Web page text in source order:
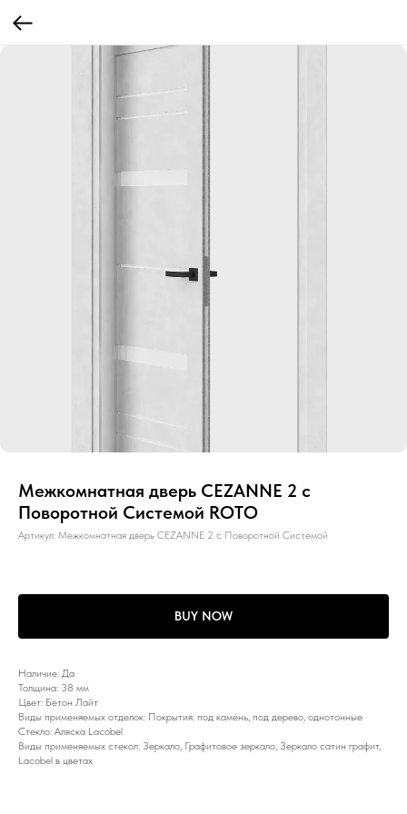
Межкомнатная дверь CEZANNE 2 с
Поворотной Системой ROTO
Артикул: Межкомнатная дверь CEZANNE 2 с Поворотной Системой
BUY NOW
Наличие: Да
Толщина: 38 мм
Цвет: Бетон Лайт
Виды применяемых отделок: Покрытия: под камень, под дерево, однотонные
Стекло: Аляска Lacobel
Виды применяемых стекол: Зеркало, Графитовое зеркало, Зеркало сатин графит,
Lacobel в цветах